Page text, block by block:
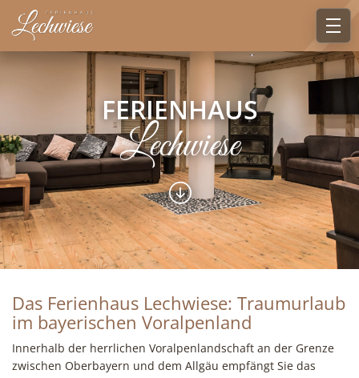
FERIENHAUS
Lechwiese
Das Ferienhaus Lechwiese: Traumurlaub
im bayerischen Voralpenland
Innerhalb der herrlichen Voralpenlandschaft an der Grenze
zwischen Oberbayern und dem Allgäu empfängt Sie das